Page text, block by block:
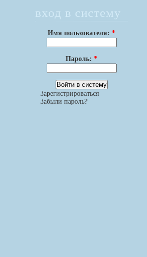
вход в систему
Имя пользователя:*
Пароль:*
Зарегистрироваться
Забыли пароль?